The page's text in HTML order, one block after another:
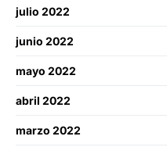
julio 2022
junio 2022
mayo 2022
abril 2022
marzo 2022